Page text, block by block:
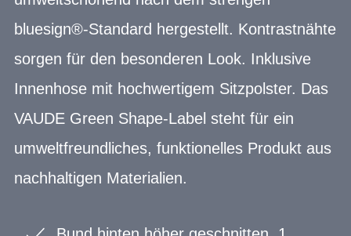
bluesign®-Standard hergestellt. Kontrastnähte
sorgen für den besonderen Look. Inklusive
Innenhose mit hochwertigem Sitzpolster. Das
VAUDE Green Shape-Label steht für ein
umweltfreundliches, funktionelles Produkt aus
nachhaltigen Materialien.